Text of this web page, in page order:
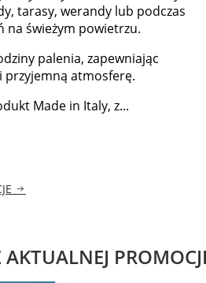
tarasy, werandy lub podczas
na świeżym powietrzu.
palenia, zapewniając
przyjemną atmosferę.
Made in Italy, z...
AKTUALNEJ